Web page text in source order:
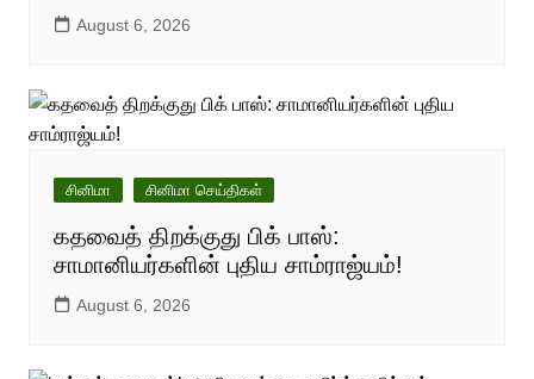
August 6, 2026
சினிமா சினிமா செய்திகள்
கதவைத் திறக்குது பிக் பாஸ்:
சாமானியர்களின் புதிய சாம்ராஜ்யம்!
August 6, 2026